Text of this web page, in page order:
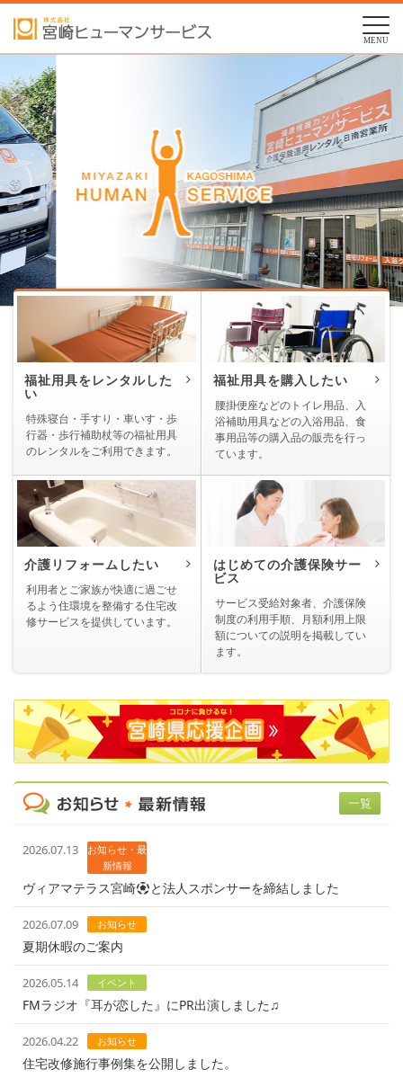
MENU
福祉用具をレンタルした
い
特殊寝台・手すり・車いす・歩
行器・歩行補助杖等の福祉用具
のレンタルをご利用できます。
福祉用具を購入したい
腰掛便座などのトイレ用品、入
浴補助用具などの入浴用品、食
事用品等の購入品の販売を行っ
ています。
介護リフォームしたい
利用者とご家族が快適に過ごせ
るよう住環境を整備する住宅改
修サービスを提供しています。
はじめての介護保険サー
ビス
サービス受給対象者、介護保険
制度の利用手順、月額利用上限
額についての説明を掲載してい
ます。
一覧
2026.07.13
お知らせ・最
新情報
ヴィアマテラス宮崎 と法人スポンサーを締結しました
2026.07.09 お知らせ
夏期休暇のご案内
2026.05.14 イベント
FMラジオ『耳が恋した』にPR出演しました♫
2026.04.22 お知らせ
住宅改修施行事例集を公開しました。